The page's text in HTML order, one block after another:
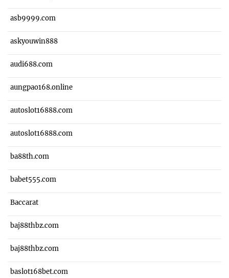
asb9999.com
askyouwin888
audi688.com
aungpao168.online
autoslot16888.com
autoslot16888.com
ba88th.com
babet555.com
Baccarat
baj88thbz.com
baj88thbz.com
baslot168bet.com